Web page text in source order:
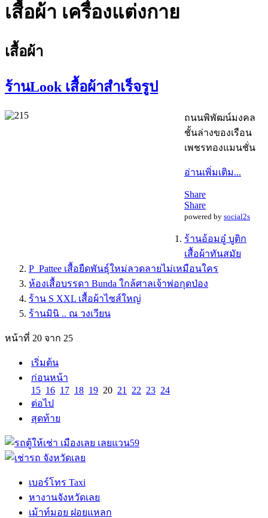
เสื้อผ้า เครื่องแต่งกาย
เสื้อผ้า
ร้านLook เสื้อผ้าสำเร็จรูป
ถนนพิพัฒน์มงคล
ชั้นล่างของเรือน
เพชรทองแมนชั่น
อ่านเพิ่มเติม...
Share
Share
powered by social2s
ร้านอ้อมอู๋ บูติก
เสื้อผ้าทันสมัย
P_Pattee เสื้อยืดพันธุ์ใหม่ลวดลายไม่เหมือนใคร
ห้องเสื้อบรรดา Bunda ใกล้ศาลเจ้าพ่อกุดป่อง
ร้าน S XXL เสื้อผ้าไซส์ใหญ่
ร้านมินิ .. ณ วงเวียน
หน้าที่ 20 จาก 25
เริ่มต้น
ก่อนหน้า
15 16 17 18 19 20 21 22 23 24
ต่อไป
สุดท้าย
เบอร์โทร Taxi
หางานจังหวัดเลย
เม้าท์มอย ฝอยแหลก